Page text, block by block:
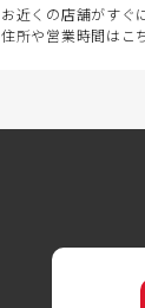
お近くの店舗がすぐ
住所や営業時間はこ